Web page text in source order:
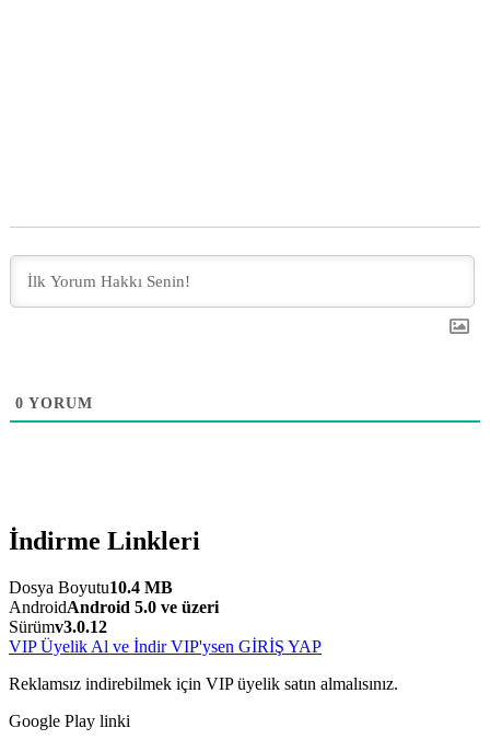
0 YORUM
İndirme Linkleri
Dosya Boyutu10.4 MB
AndroidAndroid 5.0 ve üzeri
Sürümv3.0.12
VIP Üyelik Al ve İndir VIP'ysen GİRİŞ YAP
Reklamsız indirebilmek için VIP üyelik satın almalısınız.
Google Play linki